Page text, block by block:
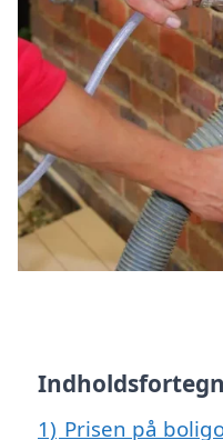
1) Prisen på